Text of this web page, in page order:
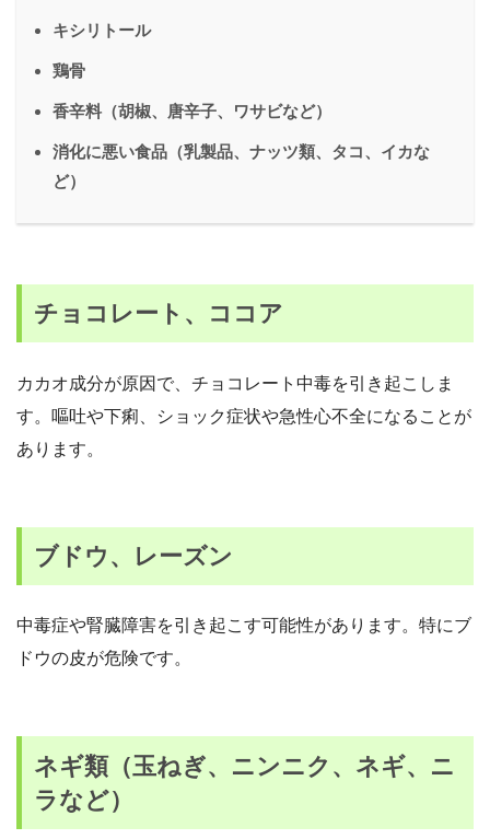
キシリトール
鶏骨
香辛料（胡椒、唐辛子、ワサビなど）
消化に悪い食品（乳製品、ナッツ類、タコ、イカな
ど）
チョコレート、ココア
カカオ成分が原因で、チョコレート中毒を引き起こしま
す。嘔吐や下痢、ショック症状や急性心不全になることが
あります。
ブドウ、レーズン
中毒症や腎臓障害を引き起こす可能性があります。特にブ
ドウの皮が危険です。
ネギ類（玉ねぎ、ニンニク、ネギ、ニ
ラなど）